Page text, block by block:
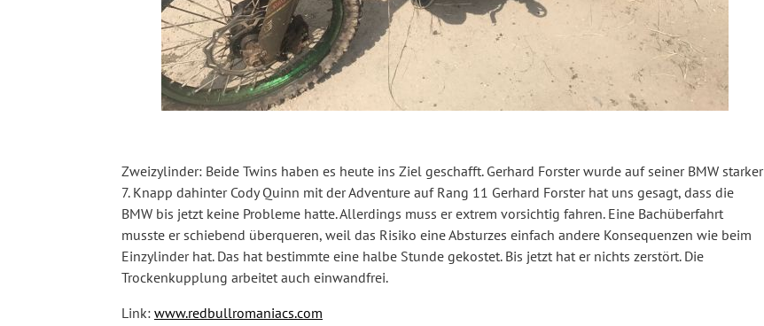
Zweizylinder: Beide Twins haben es heute ins Ziel geschafft. Gerhard Forster wurde auf seiner BMW starker
7. Knapp dahinter Cody Quinn mit der Adventure auf Rang 11 Gerhard Forster hat uns gesagt, dass die
BMW bis jetzt keine Probleme hatte. Allerdings muss er extrem vorsichtig fahren. Eine Bachüberfahrt
musste er schiebend überqueren, weil das Risiko eine Absturzes einfach andere Konsequenzen wie beim
Einzylinder hat. Das hat bestimmte eine halbe Stunde gekostet. Bis jetzt hat er nichts zerstört. Die
Trockenkupplung arbeitet auch einwandfrei.
Link: www.redbullromaniacs.com